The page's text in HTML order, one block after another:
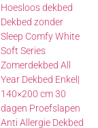
Hoesloos dekbed
Dekbed zonder
Sleep Comfy White
Soft Series
Zomerdekbed All
Year Dekbed Enkel|
140×200 cm 30
dagen Proefslapen
Anti Allergie Dekbed